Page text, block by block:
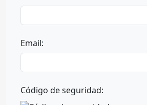
Email:
Código de seguridad: